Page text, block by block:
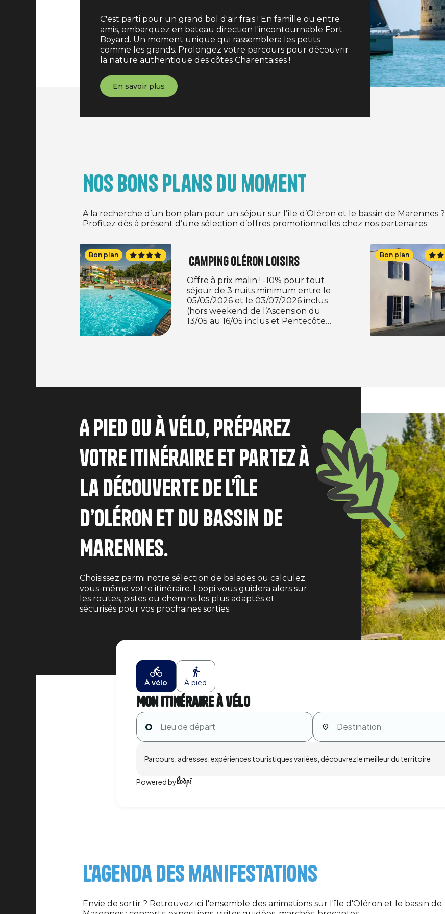
C'est parti pour un grand bol d'air frais ! En famille ou entre
amis, embarquez en bateau direction l'incontournable Fort
Boyard. Un moment unique qui rassemblera les petits
comme les grands. Prolongez votre parcours pour découvrir
la nature authentique des côtes Charentaises !
En savoir plus
Nos bons plans du moment
A la recherche d’un bon plan pour un séjour sur l’île d’Oléron et le bassin de Marennes ?
Profitez dès à présent d’une sélection d’offres promotionnelles chez nos partenaires.
Bon plan Camping Oléron Loisirs
Offre à prix malin ! -10% pour tout
séjour de 3 nuits minimum entre le
05/05/2026 et le 03/07/2026 inclus
(hors weekend de l’Ascension du
13/05 au 16/05 inclus et Pentecôte
Bon plan
A pied ou à vélo, préparez
votre itinéraire et partez à
la découverte de l’île
d’Oléron et du bassin de
Marennes.
Choisissez parmi notre sélection de balades ou calculez
vous-même votre itinéraire. Loopi vous guidera alors sur
les routes, pistes ou chemins les plus adaptés et
sécurisés pour vos prochaines sorties.
À vélo À pied
Mon itinéraire à vélo
Parcours, adresses, expériences touristiques variées, découvrez le meilleur du territoire
Powered by
L'agenda des manifestations
Envie de sortir ? Retrouvez ici l'ensemble des animations sur l'île d'Oléron et le bassin de